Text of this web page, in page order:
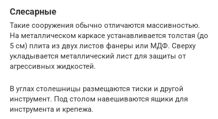
Слесарные
Такие сооружения обычно отличаются массивностью.
На металлическом каркасе устанавливается толстая (до
5 см) плита из двух листов фанеры или МДФ. Сверху
укладывается металлический лист для защиты от
агрессивных жидкостей.
В углах столешницы размещаются тиски и другой
инструмент. Под столом навешиваются ящики для
инструмента и крепежа.